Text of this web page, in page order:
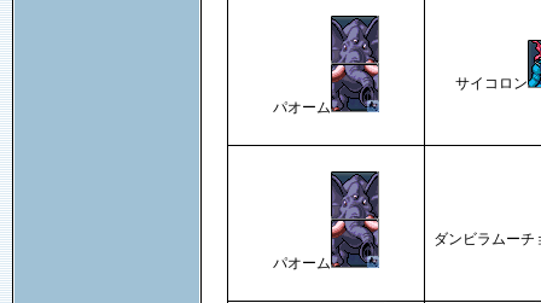
パオーム
サイコロン
パオーム
ダンビラムーチ